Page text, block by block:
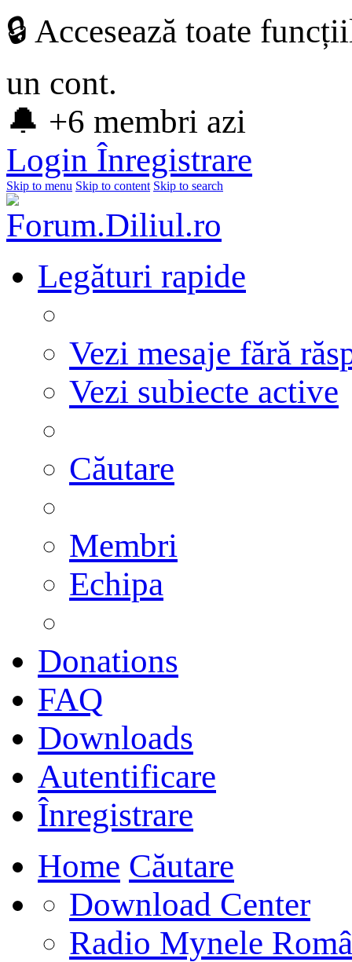
🔒 Accesează toate
un cont.
🔔 +6 membri azi
Login Înregistrare
Skip to menu Skip to content Skip to search
Legături rapide
Vezi mesaje fără
Vezi subiecte active
Căutare
Membri
Echipa
Donations
FAQ
Downloads
Autentificare
Înregistrare
Home Căutare
Download Center
Radio Mynele